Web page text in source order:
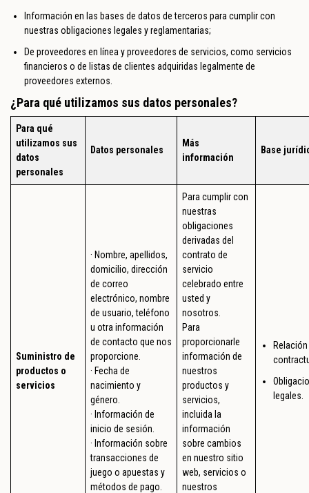
Información en las bases de datos de terceros para cumplir con
nuestras obligaciones legales y reglamentarias;
De proveedores en línea y proveedores de servicios, como servicios
financieros o de listas de clientes adquiridas legalmente de
proveedores externos.
¿Para qué utilizamos sus datos personales?
Para qué
utilizamos sus
datos
personales
Datos personales
Más
información
Base
Suministro de
productos o
servicios
· Nombre, apellidos,
domicilio, dirección
de correo
electrónico, nombre
de usuario, teléfono
u otra información
de contacto que nos
proporcione.
· Fecha de
nacimiento y
género.
· Información de
inicio de sesión.
· Información sobre
transacciones de
juego o apuestas y
métodos de pago.
Para cumplir con
nuestras
obligaciones
derivadas del
contrato de
servicio
celebrado entre
usted y
nosotros.
Para
proporcionarle
información de
nuestros
productos y
servicios,
incluida la
información
sobre cambios
en nuestro sitio
web, servicios o
nuestros
Relación
legales.